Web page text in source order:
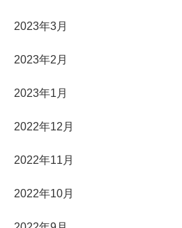
2023年3月
2023年2月
2023年1月
2022年12月
2022年11月
2022年10月